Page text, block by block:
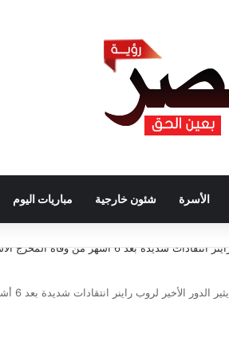
الأسرة شئون خارجية مباريات اليوم
يثير الدور الأخير لروب راينر انتقادات شديدة بعد 6 أشهر من وفاة المخرج الأسطوري المأساوية